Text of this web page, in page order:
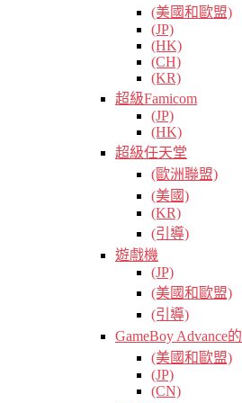
(美國和歐盟)
(JP)
(HK)
(CH)
(KR)
超級Famicom
(JP)
(HK)
超級任天堂
(歐洲聯盟)
(美國)
(KR)
(引導)
遊戲機
(JP)
(美國和歐盟)
(引導)
GameBoy Advance的
(美國和歐盟)
(JP)
(CN)